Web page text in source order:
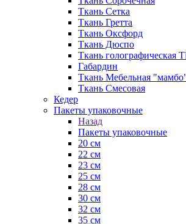
Ткань Сетка
Ткань Гретта
Ткань Оксфорд
Ткань Дюспо
Ткань голографическая
Габардин
Ткань Мебельная
Ткань Смесовая
Кедер
Пакеты упаковочные
Назад
Пакеты упаковочные
20 см
22 см
23 см
25 см
28 см
30 см
32 см
35 см